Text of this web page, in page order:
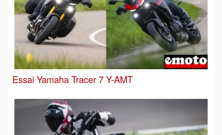
Essai Yamaha Tracer 7 Y-AMT